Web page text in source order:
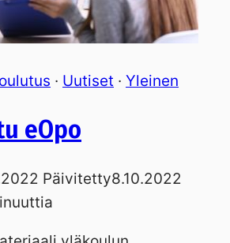
· Uutiset · Yleinen
eOpo
Päivitetty8.10.2022